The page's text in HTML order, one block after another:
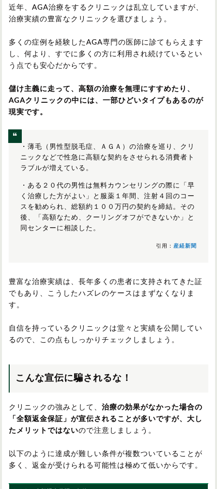
近年、AGA治療をするクリニックは乱立していますが、
治療実績の豊富なクリニックを選びましょう。
多くの症例を経験したAGA専門の医師に診てもらえます
し、何より、すでに多くの方に利用され続けているとい
う点でも安心だからです。
儲け主義に走って、高額の治療を無理にすすめたり、
AGAクリニックの中には、一部ひどいタイプもあるのが
現実です。
・薄毛（男性型脱毛症、ＡＧＡ）の治療を巡り、クリ
ニックなどで性急に高額な契約をさせられる消費者ト
ラブルが増えている。
・ある２０代の男性は無料カウンセリングの際に「早
く治療した方がよい」と服薬１年間、注射４回のコー
スを勧められ、総額約１００万円の契約を締結。その
後、「高額なため、クーリングオフができないか」と
同センターに相談した。
引用： 産経新聞
豊富な治療実績は、長年多くの患者に支持されてきた証
でもあり、こうしたハズレのケースはまずなくなりま
す。
自信を持っているクリニックは堂々と実績を公開してい
るので、この点もしっかりチェックしましょう。
こんな宣伝に騙されるな！
クリニックの強みとして、 治療の効果がなかった場合の
「全額返金保証」が宣伝されることが多いですが、大し
たメリットではないので注意しましょう。
以下のように達成が難しい条件が複数ついていることが
多く、返金が受けられる可能性は極めて低いからです。